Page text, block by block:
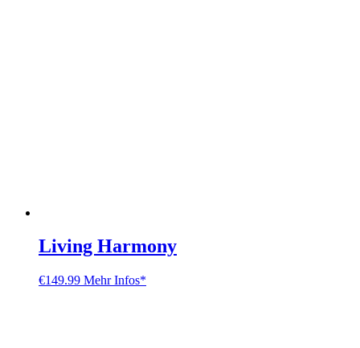
Living Harmony
€149.99 Mehr Infos*